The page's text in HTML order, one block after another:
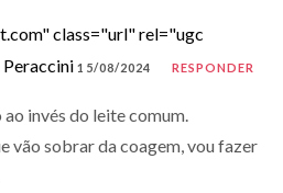
class="url" rel="ugc
15/08/2024 RESPONDER
invés do leite comum.
vão sobrar da coagem, vou fazer